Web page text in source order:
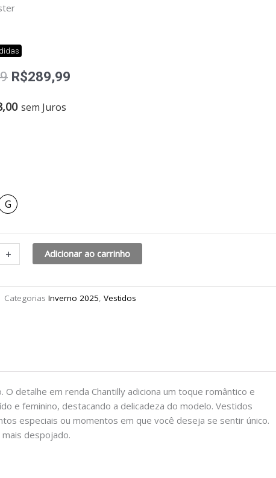
O
original
R$289,99
sem Juros
G
+ Adicionar ao carrinho
Categorias Inverno 2025, Vestidos
detalhe em renda Chantilly adiciona um toque romântico e
e feminino, destacando a delicadeza do modelo. Vestidos
especiais ou momentos em que você deseja se sentir único.
despojado.